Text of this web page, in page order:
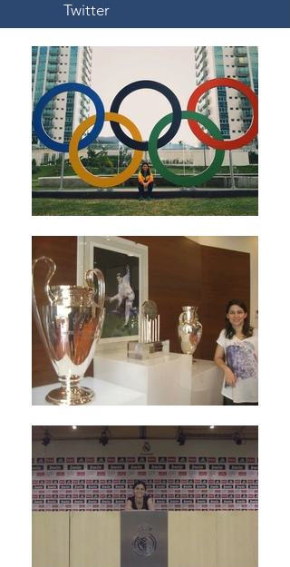
Twitter